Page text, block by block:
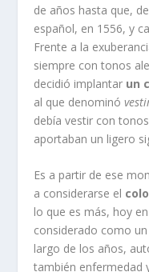
de años hasta que,
español, en 1556, y
Frente a la
siempre con tonos
decidió implantar un
al que denominó
debía vestir con
aportaban un ligero
Es a partir de ese
a considerarse el
lo que es más, hoy
considerado como
largo de los años,
también enfermedad